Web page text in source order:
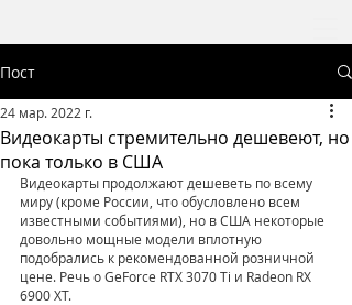
Пост
Видеокарты стремительно дешевеют, но
пока только в США
24 мар. 2022 г.
Видеокарты продолжают дешеветь по всему
миру (кроме России, что обусловлено всем
известными событиями), но в США некоторые
довольно мощные модели вплотную
подобрались к рекомендованной розничной
цене. Речь о GeForce RTX 3070 Ti и Radeon RX
6900 XT.